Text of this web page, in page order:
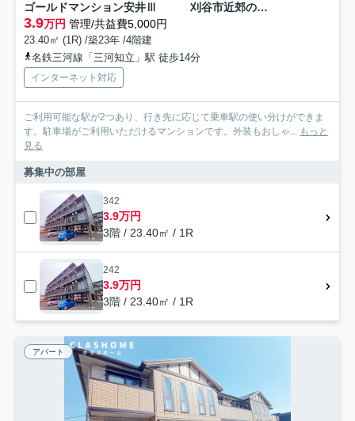
ゴールドマンション安井Ⅲ 刈谷市近郊の賃貸はクラスホーム
3.9万円 管理/共益費5,000円
23.40㎡ (1R) /築23年 /4階建
名鉄三河線「三河知立」駅 徒歩14分
インターネット対応
ご利用可能な駅が2つあり、行き先に応じて乗車駅の使い分けができま
す。駐車場がご利用いただけるマンションです。外装もおしゃ... もっと
見る
募集中の部屋
342
3.9万円
3階 / 23.40㎡ / 1R
242
3.9万円
3階 / 23.40㎡ / 1R
アパート